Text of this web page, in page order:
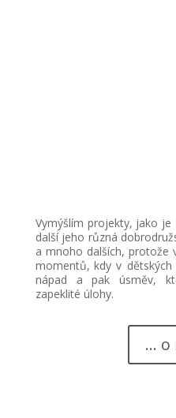
Vymýšlím projekty, jako je
další jeho různá
a mnoho dalších, protože
momentů, kdy v
nápad a pak úsměv,
zapeklité úlohy.
...